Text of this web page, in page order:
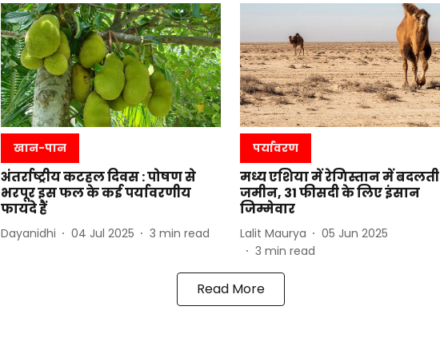
खान-पान
अंतर्राष्ट्रीय कटहल दिवस : पोषण से
भरपूर इस फल के कई पर्यावरणीय
फायदे हैं
Dayanidhi 04 Jul 2025 3 min read
पर्यावरण
मध्य एशिया में रेगिस्तान में बदलती
जमीन, 31 फीसदी के लिए इंसान
जिम्मेवार
Lalit Maurya
05 Jun 2025
3 min read
Read More